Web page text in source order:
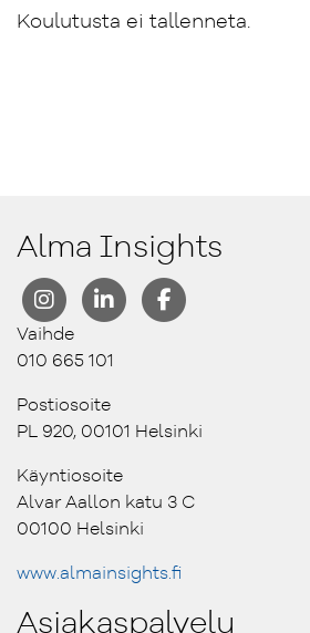
Koulutusta ei tallenneta.
Alma Insights
Vaihde
010 665 101
Postiosoite
PL 920, 00101 Helsinki
Käyntiosoite
Alvar Aallon katu 3 C
00100 Helsinki
www.almainsights.fi
Asiakaspalvelu